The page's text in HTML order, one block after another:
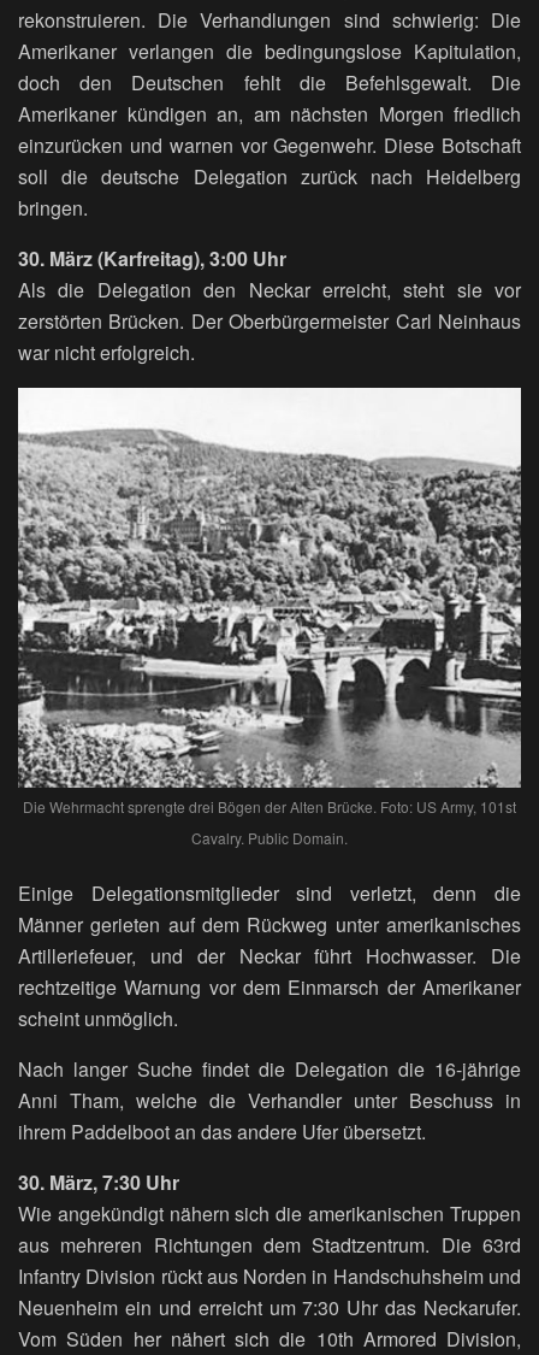
rekonstruieren. Die Verhandlungen sind schwierig: Die
Amerikaner verlangen die bedingungslose Kapitulation,
doch den Deutschen fehlt die Befehlsgewalt. Die
Amerikaner kündigen an, am nächsten Morgen friedlich
einzurücken und warnen vor Gegenwehr. Diese Botschaft
soll die deutsche Delegation zurück nach Heidelberg
bringen.
30. März (Karfreitag), 3:00 Uhr
Als die Delegation den Neckar erreicht, steht sie vor
zerstörten Brücken. Der Oberbürgermeister Carl Neinhaus
war nicht erfolgreich.
Die Wehrmacht sprengte drei Bögen der Alten Brücke. Foto: US Army, 101st
Cavalry. Public Domain.
Einige Delegationsmitglieder sind verletzt, denn die
Männer gerieten auf dem Rückweg unter amerikanisches
Artilleriefeuer, und der Neckar führt Hochwasser. Die
rechtzeitige Warnung vor dem Einmarsch der Amerikaner
scheint unmöglich.
Nach langer Suche findet die Delegation die 16-jährige
Anni Tham, welche die Verhandler unter Beschuss in
ihrem Paddelboot an das andere Ufer übersetzt.
30. März, 7:30 Uhr
Wie angekündigt nähern sich die amerikanischen Truppen
aus mehreren Richtungen dem Stadtzentrum. Die 63rd
Infantry Division rückt aus Norden in Handschuhsheim und
Neuenheim ein und erreicht um 7:30 Uhr das Neckarufer.
Vom Süden her nähert sich die 10th Armored Division,